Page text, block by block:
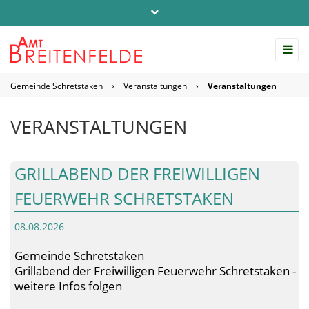
info@amt-breitenfelde.de
Gemeinde Schretstaken › Veranstaltungen › Veranstaltungen
VERANSTALTUNGEN
GRILLABEND DER FREIWILLIGEN
FEUERWEHR SCHRETSTAKEN
08.08.2026
Gemeinde Schretstaken
Grillabend der Freiwilligen Feuerwehr Schretstaken -
weitere Infos folgen